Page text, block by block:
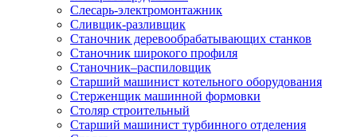
Слесарь-электромонтажник
Сливщик-разливщик
Станочник деревообрабатывающих станков
Станочник широкого профиля
Станочник–распиловщик
Старший машинист котельного оборудования
Стерженщик машинной формовки
Столяр строительный
Старший машинист турбинного отделения